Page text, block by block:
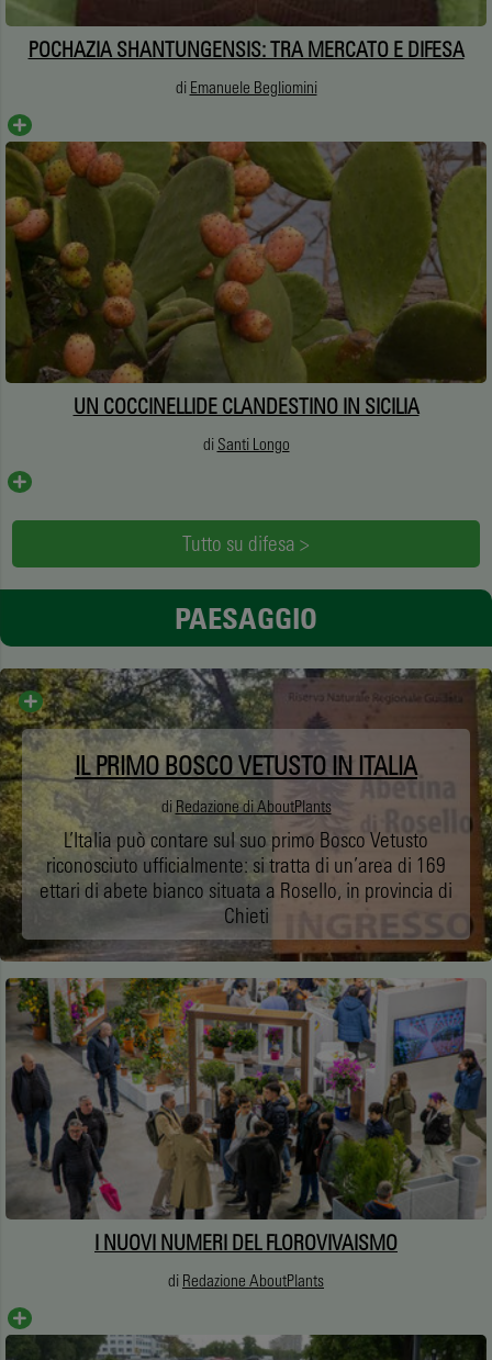
POCHAZIA SHANTUNGENSIS: TRA MERCATO E DIFESA
di Emanuele Begliomini
UN COCCINELLIDE CLANDESTINO IN SICILIA
di Santi Longo
Tutto su difesa >
PAESAGGIO
IL PRIMO BOSCO VETUSTO IN ITALIA
di Redazione di AboutPlants
L’Italia può contare sul suo primo Bosco Vetusto
riconosciuto ufficialmente: si tratta di un’area di 169
ettari di abete bianco situata a Rosello, in provincia di
Chieti
I NUOVI NUMERI DEL FLOROVIVAISMO
di Redazione AboutPlants